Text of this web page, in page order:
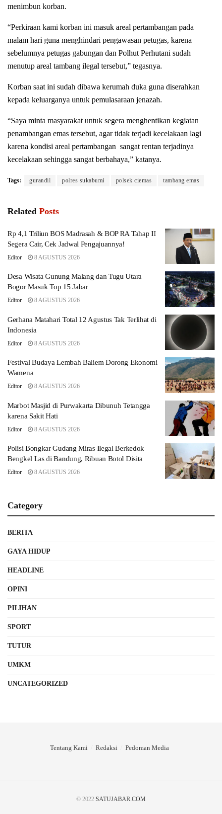
menimbun korban.
“Perkiraan kami korban ini masuk areal pertambangan pada
malam hari guna menghindari pengawasan petugas, karena
sebelumnya petugas gabungan dan Polhut Perhutani sudah
menutup areal tambang ilegal tersebut,” tegasnya.
Korban saat ini sudah dibawa kerumah duka guna diserahkan
kepada keluarganya untuk pemulasaraan jenazah.
“Saya minta masyarakat untuk segera menghentikan kegiatan
penambangan emas tersebut, agar tidak terjadi kecelakaan lagi
karena kondisi areal pertambangan sangat rentan terjadinya
kecelakaan sehingga sangat berbahaya,” katanya.
Tags: gurandil polres sukabumi polsek ciemas tambang emas
Related Posts
Rp 4,1 Triliun BOS Madrasah & BOP RA Tahap II
Segera Cair, Cek Jadwal Pengajuannya!
Editor 8 AGUSTUS 2026
Desa Wisata Gunung Malang dan Tugu Utara
Bogor Masuk Top 15 Jabar
Editor 8 AGUSTUS 2026
Gerhana Matahari Total 12 Agustus Tak Terlihat di
Indonesia
Editor 8 AGUSTUS 2026
Festival Budaya Lembah Baliem Dorong Ekonomi
Wamena
Editor 8 AGUSTUS 2026
Marbot Masjid di Purwakarta Dibunuh Tetangga
karena Sakit Hati
Editor 8 AGUSTUS 2026
Polisi Bongkar Gudang Miras Ilegal Berkedok
Bengkel Las di Bandung, Ribuan Botol Disita
Editor 8 AGUSTUS 2026
Category
BERITA
GAYA HIDUP
HEADLINE
OPINI
PILIHAN
SPORT
TUTUR
UMKM
UNCATEGORIZED
Tentang Kami Redaksi Pedoman Media
© 2022 SATUJABAR.COM